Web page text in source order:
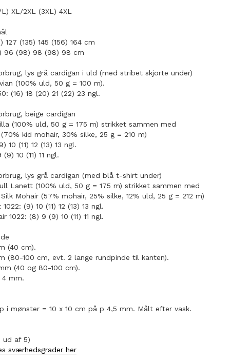
XL/2XL (3XL) 4XL
127 (135) 145 (156) 164 cm
96 (98) 98 (98) 98 cm
lys grå cardigan i uld (med stribet skjorte under)
(100% uld, 50 g = 100 m).
(16) 18 (20) 21 (22) 23 ngl.
beige cardigan
(100% uld, 50 g = 175 m) strikket sammen med
kid mohair, 30% silke, 25 g = 210 m)
10 (11) 12 (13) 13 ngl.
10 (11) 11 ngl.
lys grå cardigan (med blå t-shirt under)
Lanett (100% uld, 50 g = 175 m) strikket sammen med
Mohair (57% mohair, 25% silke, 12% uld, 25 g = 212 m)
(9) 10 (11) 12 (13) 13 ngl.
1022: (8) 9 (9) 10 (11) 11 ngl.
(40 cm).
(80-100 cm, evt. 2 lange rundpinde til kanten).
(40 og 80-100 cm).
mm.
i mønster = 10 x 10 cm på p 4,5 mm. Målt efter vask.
ud af 5)
sværhedsgrader her